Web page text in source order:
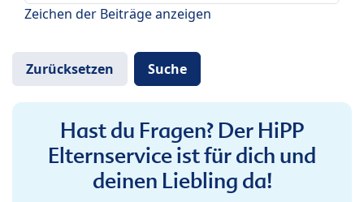
Zeichen der Beiträge anzeigen
Hast du Fragen? Der HiPP
Elternservice ist für dich und
deinen Liebling da!